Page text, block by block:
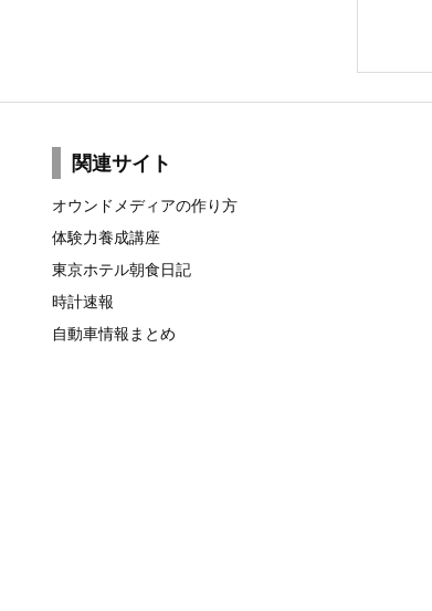
関連サイト
オウンドメディアの作り方
体験力養成講座
東京ホテル朝食日記
時計速報
自動車情報まとめ